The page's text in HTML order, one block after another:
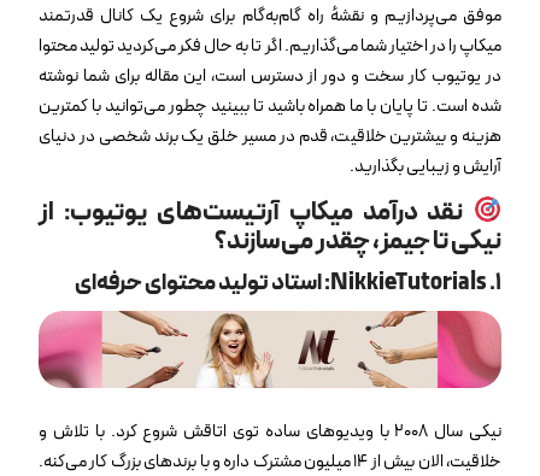
موفق می‌پردازیم و نقشهٔ راه گام‌به‌گام برای شروع یک کانال قدرتمند
میکاپ را در اختیار شما می‌گذاریم. اگر تا به حال فکر می‌کردید تولید محتوا
در یوتیوب کار سخت و دور از دسترس است، این مقاله برای شما نوشته
شده است. تا پایان با ما همراه باشید تا ببینید چطور می‌توانید با کمترین
هزینه و بیشترین خلاقیت، قدم در مسیر خلق یک برند شخصی در دنیای
آرایش و زیبایی بگذارید.
نقد درآمد میکاپ آرتیست‌های یوتیوب: از
نیکی تا جیمز، چقدر می‌سازند؟
۱. NikkieTutorials: استاد تولید محتوای حرفه‌ای
نیکی سال ۲۰۰۸ با ویدیوهای ساده توی اتاقش شروع کرد. با تلاش و
خلاقیت، الان بیش از ۱۴ میلیون مشترک داره و با برندهای بزرگ کار می‌کنه.